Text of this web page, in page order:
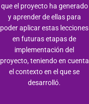
que el proyecto ha generado
y aprender de ellas para
poder aplicar estas lecciones
en futuras etapas de
implementación del
proyecto, teniendo en cuenta
el contexto en el que se
desarrolló.